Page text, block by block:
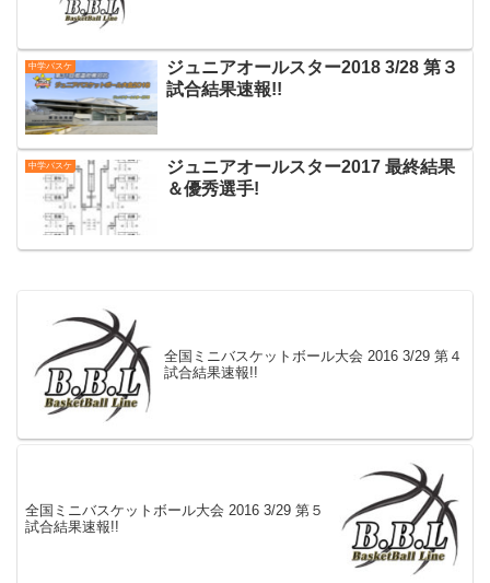
中学バスケ
ジュニアオールスター2018 3/28 第３
試合結果速報!!
中学バスケ
ジュニアオールスター2017 最終結果
＆優秀選手!
全国ミニバスケットボール大会 2016 3/29 第４
試合結果速報!!
全国ミニバスケットボール大会 2016 3/29 第５
試合結果速報!!